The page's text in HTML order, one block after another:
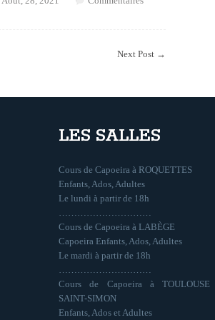
Next Post →
LES SALLES
Cours de Capoeira à ROQUETTES
Enfants, Ados, Adultes
Le lundi à partir de 18h
…………………………
Cours de Capoeira à LABÈGE
Capoeira Enfants, Ados, Adultes
Le mardi à partir de 18h
…………………………
Cours de Capoeira à TOULOUSE
SAINT-SIMON
Enfants, Ados et Adultes